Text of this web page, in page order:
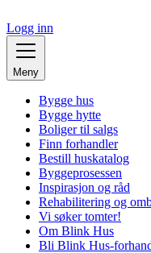
Logg inn
Meny
Bygge hus
Bygge hytte
Boliger til salgs
Finn forhandler
Bestill huskatalog
Byggeprosessen
Inspirasjon og råd
Rehabilitering og
Vi søker tomter!
Om Blink Hus
Bli Blink Hus-